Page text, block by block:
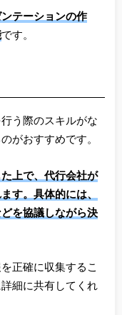
テーションの作
です。
う際のスキルがな
がおすすめです。
上で、代行会社が
す。具体的には、
を協議しながら決
正確に収集するこ
細に共有してくれ